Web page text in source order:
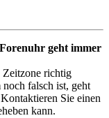
geht immer
Zeitzone richtig
falsch ist, geht
Sie einen
kann.